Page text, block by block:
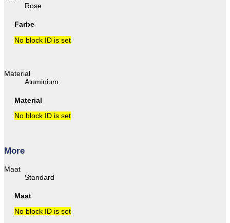
Rose
Farbe
No block ID is set
Material
Aluminium
Material
No block ID is set
More
Maat
Standard
Maat
No block ID is set